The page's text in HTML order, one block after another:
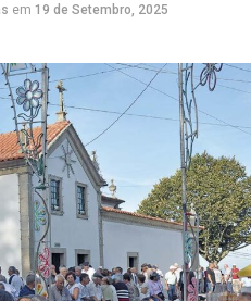
em 19 de Setembro, 2025